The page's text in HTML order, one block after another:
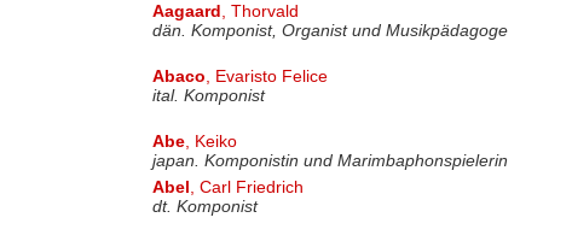
Aagaard, Thorvald
dän. Komponist, Organist und Musikpädagoge
Abaco, Evaristo Felice
ital. Komponist
Abe, Keiko
japan. Komponistin und Marimbaphonspielerin
Abel, Carl Friedrich
dt. Komponist